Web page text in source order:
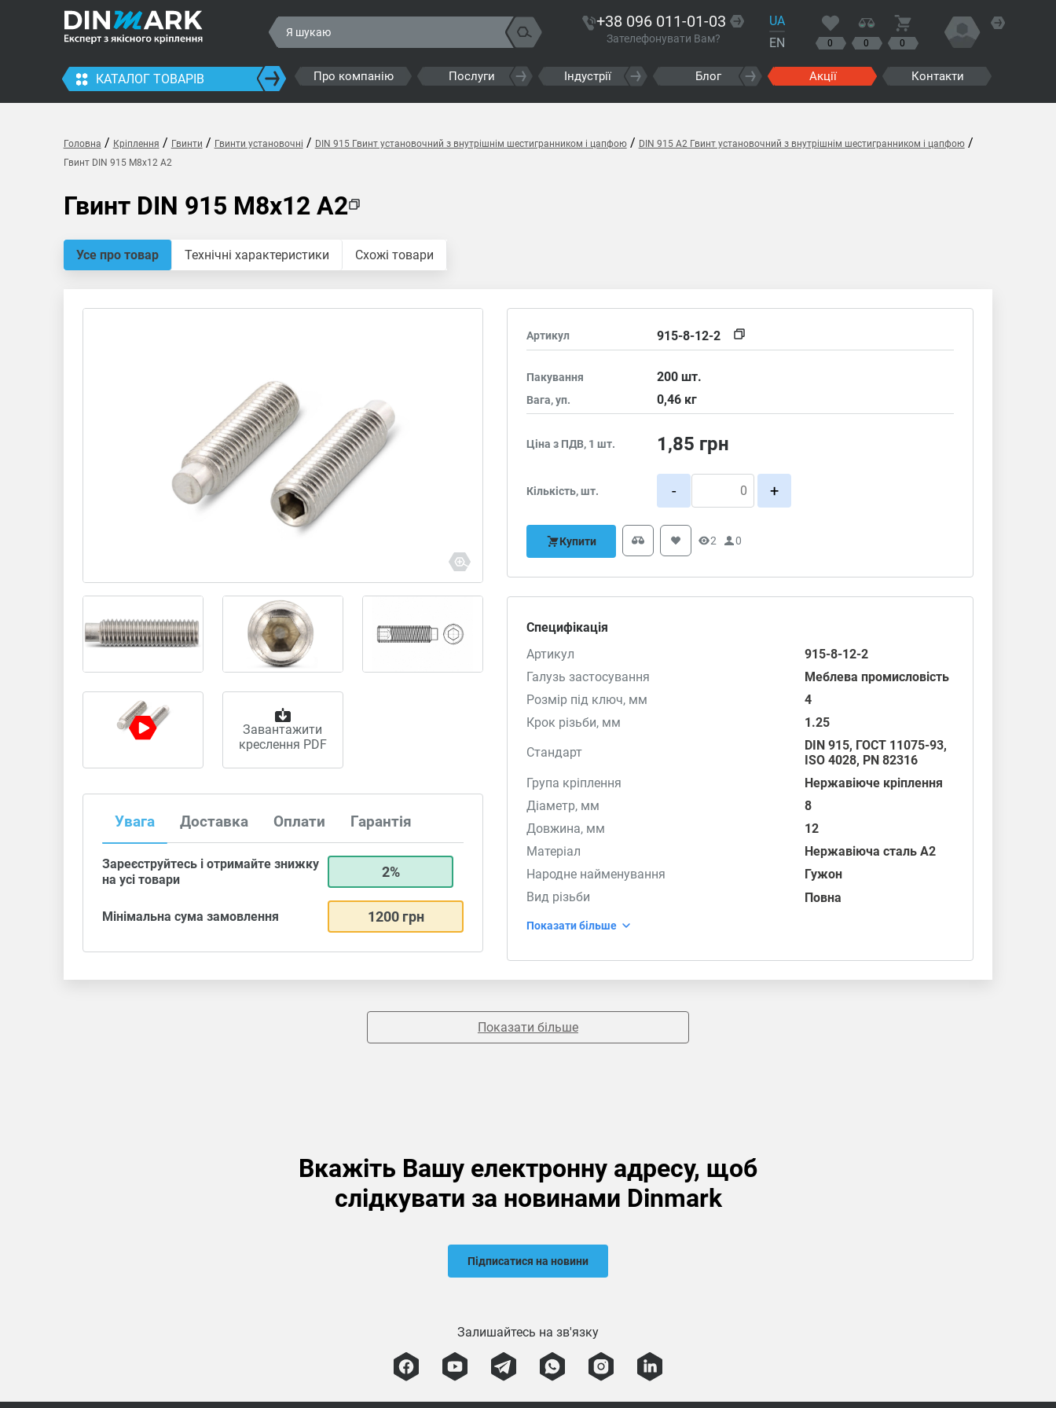
+38 096 011-01-03
Зателефонувати Вам?
UA
EN
0 0 0
КАТАЛОГ ТОВАРІВ Про компанію Послуги Індустрії Блог Акції Контакти
Головна / Кріплення / Гвинти / Гвинти установочні / DIN 915 Гвинт установочний з внутрішнім шестигранником і цапфою/ DIN 915 A2 Гвинт установочний з внутрішнім шестигранником і цапфою/
Гвинт DIN 915 M8x12 A2
Гвинт DIN 915 M8x12 A2
Усе про товар Технічні характеристики Схожі товари
Завантажити
креслення PDF
Увага Доставка Оплати Гарантія
Зареєструйтесь і отримайте знижку
на усі товари
2%
Мінімальна сума замовлення 1200 грн
Артикул 915-8-12-2
Пакування 200шт.
Вага, уп. 0,46 кг
Ціна з ПДВ, 1 шт. 1,85 грн
Кількість, шт. - +
Купити 2 0
Специфікація
Артикул
915-8-12-2
Галузь застосування
Меблева промисловість
Розмір під ключ, мм
4
Крок різьби, мм
1.25
Стандарт
DIN 915, ГОСТ 11075-93,
ISO 4028, PN 82316
Група кріплення
Нержавіюче кріплення
Діаметр, мм
8
Довжина, мм
12
Матеріал
Нержавіюча сталь А2
Народне найменування
Гужон
Вид різьби
Повна
Показати більше
Показати більше
Вкажіть Вашу електронну адресу, щоб
слідкувати за новинами Dinmark
Підписатися на новини
Залишайтесь на зв'язку